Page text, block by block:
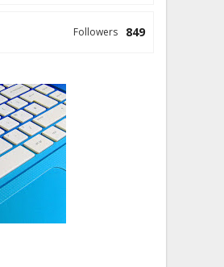
849
Followers